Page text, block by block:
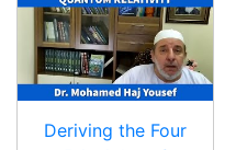
Deriving the Four